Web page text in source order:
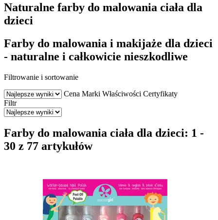
Naturalne farby do malowania ciała dla
dzieci
Farby do malowania i makijaże dla dzieci
- naturalne i całkowicie nieszkodliwe
Filtrowanie i sortowanie
Cena Marki Właściwości Certyfikaty
Filtr
Farby do malowania ciała dla dzieci: 1 -
30 z 77 artykułów